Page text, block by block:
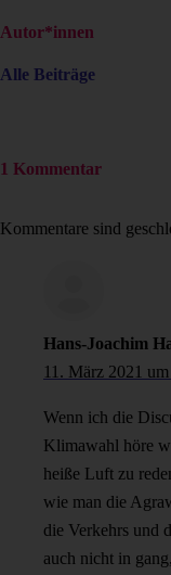
Autor*innen
Alle Beiträge
1 Kommentar
Kommentare sind
Hans-Joachim
11. März 2021
Wenn ich die
Klimawahl höre
heiße Luft zu
wie man die
die Verkehrs und
auch nicht in